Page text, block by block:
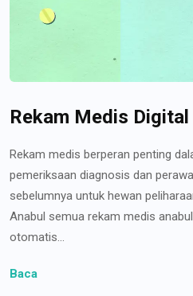
Rekam Medis Digital
Rekam medis berperan penting
pemeriksaan diagnosis dan
sebelumnya untuk hewan
Anabul semua rekam medis
otomatis...
Baca